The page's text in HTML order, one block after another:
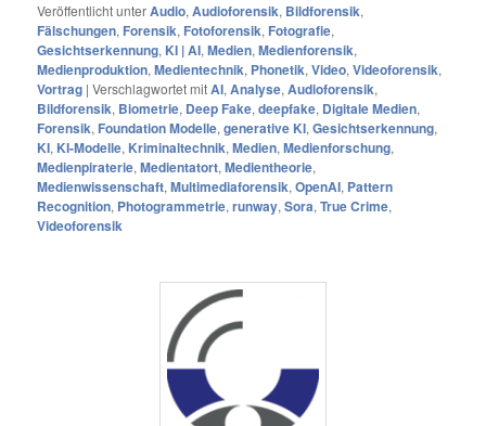
Veröffentlicht unterAudio,Audioforensik, Bildforensik,
Fälschungen, Forensik, Fotoforensik, Fotografie,
Gesichtserkennung, KI | AI,Medien,Medienforensik,
Medienproduktion,Medientechnik, Phonetik,Video,Videoforensik,
Vortrag |Verschlagwortet mitAI,Analyse,Audioforensik,
Bildforensik, Biometrie, Deep Fake,deepfake, Digitale Medien,
Forensik, Foundation Modelle,generative KI,Gesichtserkennung,
KI, KI-Modelle, Kriminaltechnik,Medien,Medienforschung,
Medienpiraterie,Medientatort,Medientheorie,
Medienwissenschaft,Multimediaforensik,OpenAI, Pattern
Recognition, Photogrammetrie,runway,Sora,True Crime,
Videoforensik